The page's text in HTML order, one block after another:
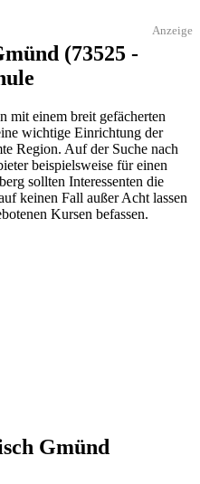
Anzeige
(73525 -
mit einem breit gefächerten
wichtige Einrichtung der
Region. Auf der Suche nach
beispielsweise für einen
sollten Interessenten die
keinen Fall außer Acht lassen
Kursen befassen.
Gmünd